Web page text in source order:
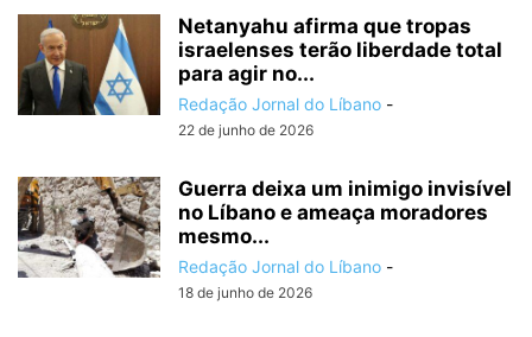
Netanyahu afirma que tropas
israelenses terão liberdade total
para agir no...
Redação Jornal do Líbano -
22 de junho de 2026
Guerra deixa um inimigo invisível
no Líbano e ameaça moradores
mesmo...
Redação Jornal do Líbano -
18 de junho de 2026